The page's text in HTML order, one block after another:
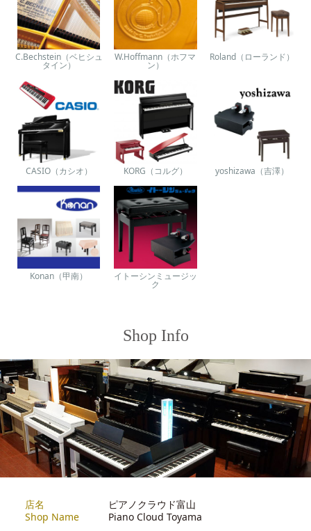
C.Bechstein（ベヒシュ
タイン）
W.Hoffmann（ホフマ
ン）
Roland（ローランド）
CASIO（カシオ） KORG（コルグ） yoshizawa（吉澤）
Konan（甲南） イトーシンミュージッ
ク
Shop Info
店名
Shop Name
ピアノクラウド富山
Piano Cloud Toyama